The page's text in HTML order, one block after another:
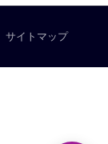
サイトマップ